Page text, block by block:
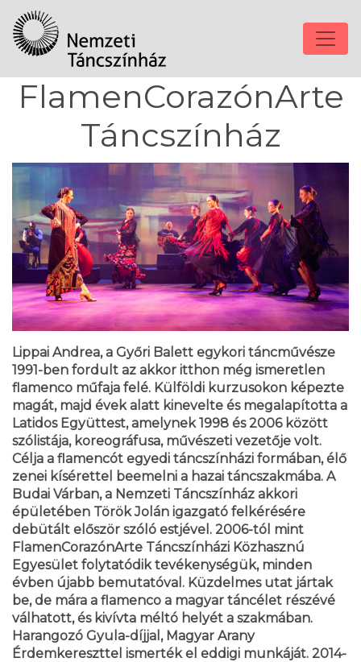
FlamenCorazónArte
Táncszínház
Lippai Andrea, a Győri Balett egykori táncművésze
1991-ben fordult az akkor itthon még ismeretlen
flamenco műfaja felé. Külföldi kurzusokon képezte
magát, majd évek alatt kinevelte és megalapította a
Latidos Együttest, amelynek 1998 és 2006 között
szólistája, koreográfusa, művészeti vezetője volt.
Célja a flamencót egyedi táncszínházi formában, élő
zenei kísérettel beemelni a hazai táncszakmába. A
Budai Várban, a Nemzeti Táncszínház akkori
épületében Török Jolán igazgató felkérésére
debütált először szóló estjével. 2006-tól mint
FlamenCorazónArte Táncszínházi Közhasznú
Egyesület folytatódik tevékenységük, minden
évben újabb bemutatóval. Küzdelmes utat jártak
be, de mára a flamenco a magyar táncélet részévé
válhatott, és kivívta méltó helyét a szakmában.
Harangozó Gyula-díjjal, Magyar Arany
Érdemkereszttel ismerték el eddigi munkáját. 2014-